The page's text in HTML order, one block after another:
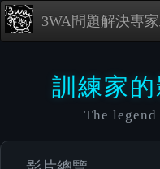
3WA問題解決專
訓練家
The